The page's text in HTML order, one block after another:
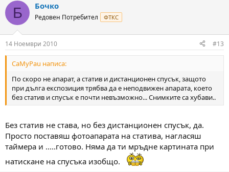
Б Бочко
Редовен Потребител ФТКС
14 Ноември 2010 #13
CaMyPau написа:
По скоро не апарат, а статив и дистанционен спусък, защото
при дълга експозиция трябва да е неподвижен апарата, което
без статив и спусък е почти невъзможно... Снимките са хубави..
Без статив не става, но без дистанционен спусък, да.
Просто поставяш фотоапарата на статива, нагласяш
таймера и .....готово. Няма да ти мръдне картината при
натискане на спусъка изобщо.